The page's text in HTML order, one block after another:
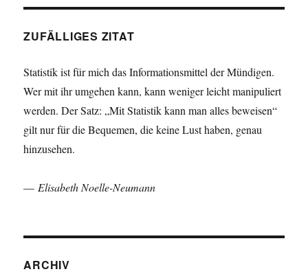
ZUFÄLLIGES ZITAT
Statistik ist für mich das Informationsmittel der Mündigen.
Wer mit ihr umgehen kann, kann weniger leicht manipuliert
werden. Der Satz: „Mit Statistik kann man alles beweisen“
gilt nur für die Bequemen, die keine Lust haben, genau
hinzusehen.
—Elisabeth Noelle-Neumann
ARCHIV